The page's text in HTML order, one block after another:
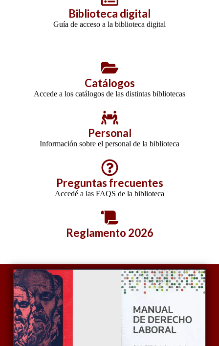
Biblioteca digital
Guía de acceso a la biblioteca digital
Catálogos
Accede a los catálogos de las distintas bibliotecas
Personal
Información sobre el personal de la biblioteca
Preguntas frecuentes
Accedé a las FAQS de la biblioteca
Reglamento 2026